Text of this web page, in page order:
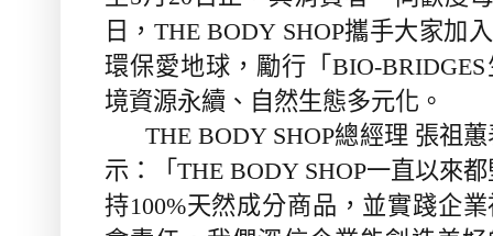
日， THE BODY SHOP攜手大家加
環保愛地球，勵行「BIO-BRIDGES
境資源永續、自然生態多元化。
THE BODY SHOP總經理 張祖
示：「THE BODY SHOP一直以來
持100%天然成分商品，並實踐企